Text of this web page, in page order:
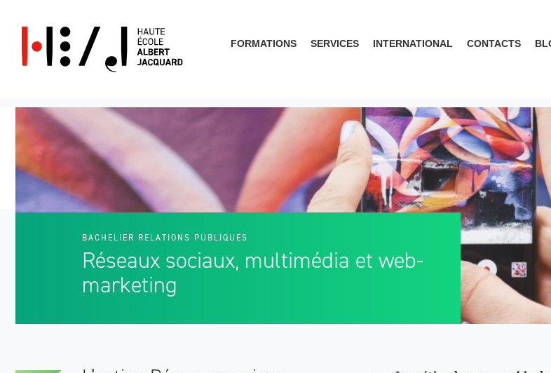
FORMATIONS SERVICES INTERNATIONAL CONTACTS
Que cherches-tu?
BACHELIER RELATIONS PUBLIQUES
Réseaux sociaux, multimédia et web-
marketing